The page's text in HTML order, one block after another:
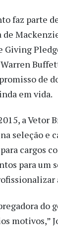
faz parte
Giving
de
em vida.
a Vetor
seleção e
cargos
para um
do
motivos,”